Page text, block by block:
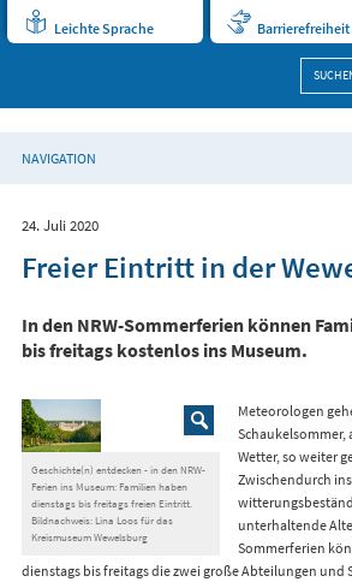
Leichte Sprache Barrierefreiheit
NAVIGATION
24. Juli 2020
Freier Eintritt in der
In den NRW-Sommerferien können
bis freitags kostenlos ins Museum.
Geschichte(n) entdecken - in den NRW-
Ferien ins Museum: Familien haben
dienstags bis freitags freien Eintritt.
Bildnachweis: Lina Loos für das
Kreismuseum Wewelsburg
Meteorologen
Schaukelsommer,
Wetter, so weiter
Zwischendurch
unterhaltende
Sommerferien
dienstags bis freitags die zwei große Abteilungen und